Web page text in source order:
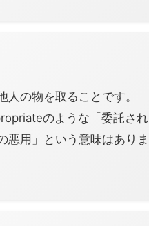
人の物を取ることです。
のような「委託され
悪用」という意味はありま